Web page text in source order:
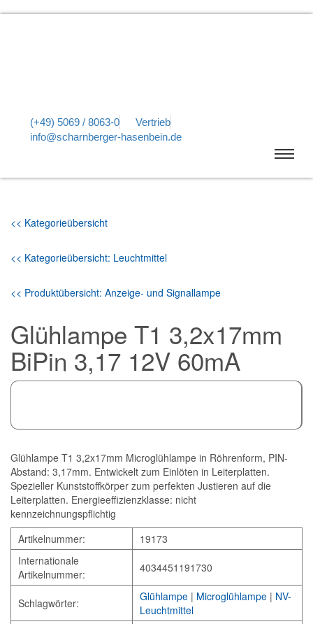
(+49) 5069 / 8063-0
Vertrieb
info@scharnberger-hasenbein.de
<< Kategorieübersicht
<< Kategorieübersicht: Leuchtmittel
<< Produktübersicht: Anzeige- und Signallampe
Glühlampe T1 3,2x17mm
BiPin 3,17 12V 60mA
Glühlampe T1 3,2x17mm Microglühlampe in Röhrenform, PIN-
Abstand: 3,17mm. Entwickelt zum Einlöten in Leiterplatten.
Spezieller Kunststoffkörper zum perfekten Justieren auf die
Leiterplatten. Energieeffizienzklasse: nicht
kennzeichnungspflichtig
Artikelnummer:
19173
Internationale
Artikelnummer:
4034451191730
Schlagwörter: Glühlampe | Microglühlampe | NV-
Leuchtmittel